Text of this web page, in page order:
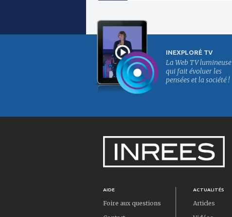
INEXPLORÉ TV
La Web TV lumineuse
qui fait évoluer les
pensées et la société !
AIDE
Foire aux questions
ACTUALITÉS
Articles